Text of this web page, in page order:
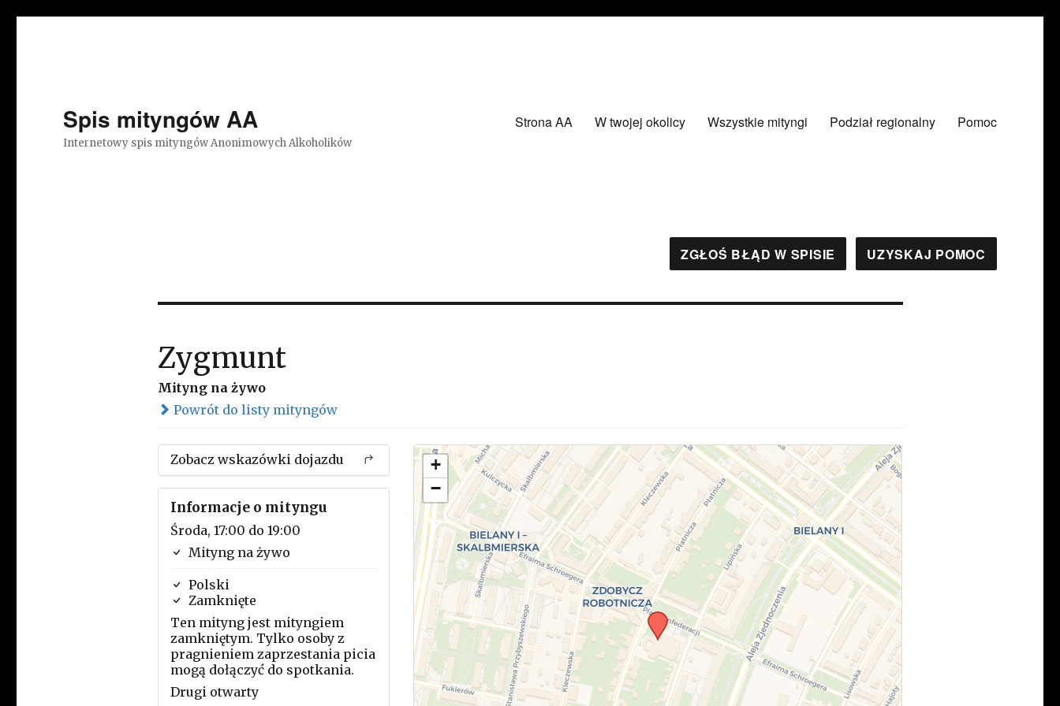
Spis mityngów AA
Internetowy spis mityngów Anonimowych Alkoholików
Strona AA W twojej okolicy Wszystkie mityngi Podział regionalny Pomoc
ZGŁOŚ BŁĄD W SPISIE UZYSKAJ POMOC
Zygmunt
Mityng na żywo
Powrót do listy mityngów
Zobacz wskazówki dojazdu
Informacje o mityngu
Środa, 17:00 do 19:00
Mityng na żywo
Polski
Zamknięte
Ten mityng jest mityngiem
zamkniętym. Tylko osoby z
pragnieniem zaprzestania picia
mogą dołączyć do spotkania.
Drugi otwarty
+
−